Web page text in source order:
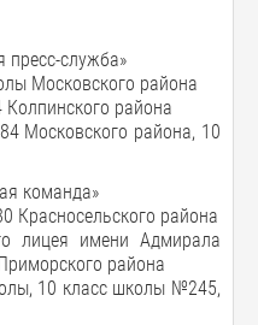
пресс-служба»
Московского района
района
Московского района, 10
команда»
Красносельского района
лицея имени Адмирала
района
10 класс школы №245,